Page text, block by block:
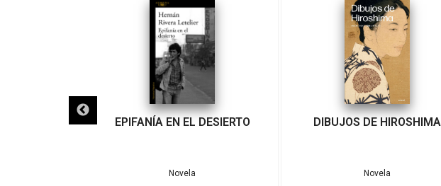
EPIFANÍA EN EL DESIERTO
Novela
DIBUJOS DE HIROSHIMA
Novela